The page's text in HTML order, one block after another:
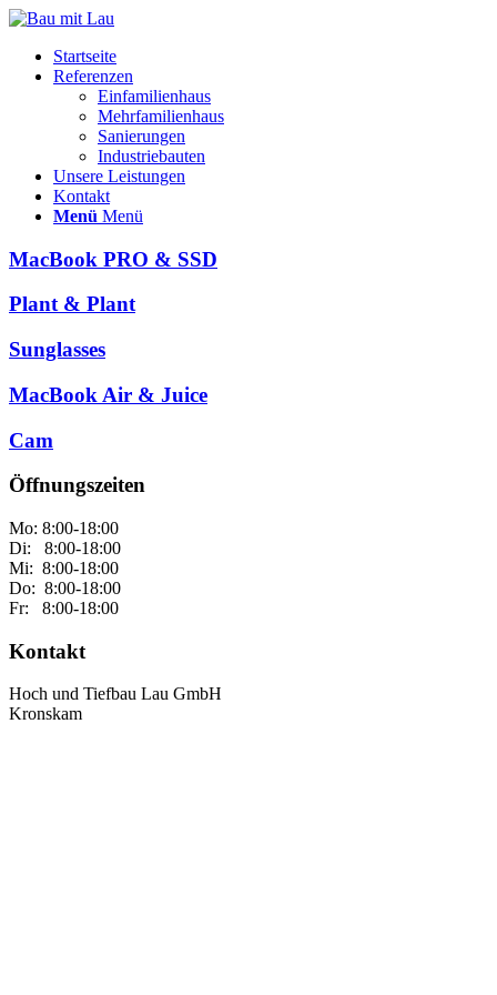
Startseite
Referenzen
Einfamilienhaus
Mehrfamilienhaus
Sanierungen
Industriebauten
Unsere Leistungen
Kontakt
Menü Menü
MacBook PRO & SSD
Plant & Plant
Sunglasses
MacBook Air & Juice
Cam
Öffnungszeiten
Mo: 8:00-18:00
Di: 8:00-18:00
Mi: 8:00-18:00
Do: 8:00-18:00
Fr: 8:00-18:00
Kontakt
Hoch und Tiefbau Lau GmbH
Kronskam